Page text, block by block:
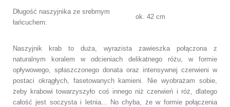
Długość naszyjnika ze srebrnym
łańcuchem:
ok. 42 cm
Naszyjnik krab to duża, wyrazista zawieszka połączona z
naturalnym koralem w odcieniach delikatnego różu, w formie
opływowego, spłaszczonego donata oraz intensywnej czerwieni w
postaci okrągłych, fasetowanych kamieni. Nie wyobrażam sobie,
żeby krabowi towarzyszyło coś innego niż czerwień i róż, dlatego
całość jest soczysta i letnia... No chyba, że w formie połączenia